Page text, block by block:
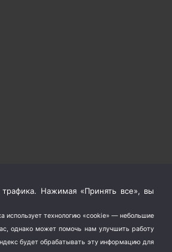
Нажимая «Принять все», вы
использует технологию «cookie» — небольшие
однако может помочь нам улучшить работу
будет обрабатывать эту информацию для